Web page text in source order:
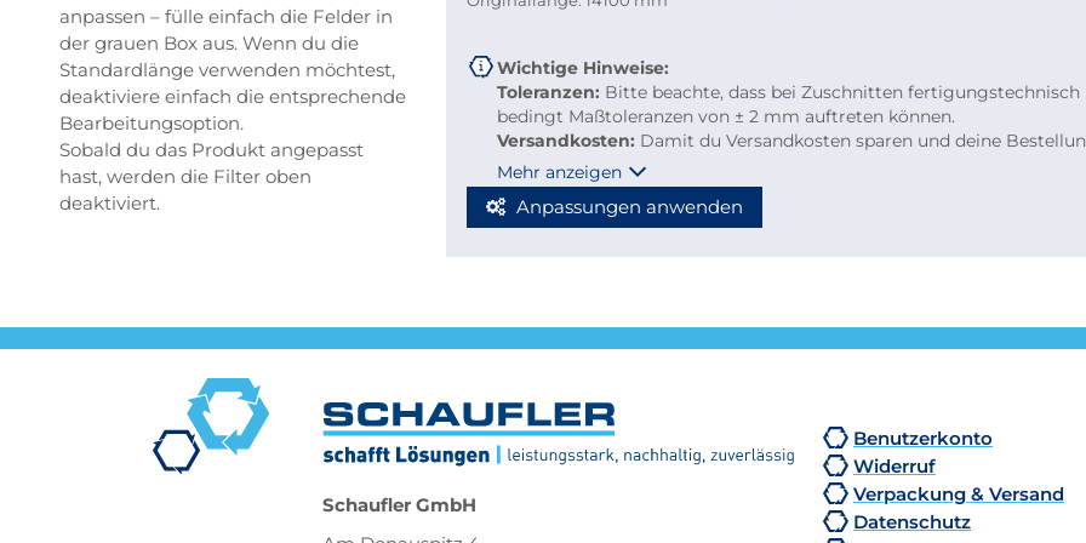
anpassen – fülle einfach die Felder in
der grauen Box aus. Wenn du die
Standardlänge verwenden möchtest,
deaktiviere einfach die entsprechende
Bearbeitungsoption.
Sobald du das Produkt angepasst
hast, werden die Filter oben
deaktiviert.
Wichtige Hinweise:
Toleranzen: Bitte beachte, dass bei Zuschnitten fertigungstechnisch
bedingt Maßtoleranzen von ± 2 mm auftreten können.
Versandkosten: Damit du Versandkosten sparen und deine
bequem per Paketdienst geliefert werden kann, beachte bitte folgende
Richtlinien für Kleinmengen-Zuschnitte
Stabmaterial: maximal 2.000 mm Länge
Berechnung: 2 × Breite + 1 × längste Seite (max. 2.000 mm)
Mehr anzeigen
Anpassungen anwenden
Schaufler GmbH
Benutzerkonto
Widerruf
Verpackung & Versand
Datenschutz